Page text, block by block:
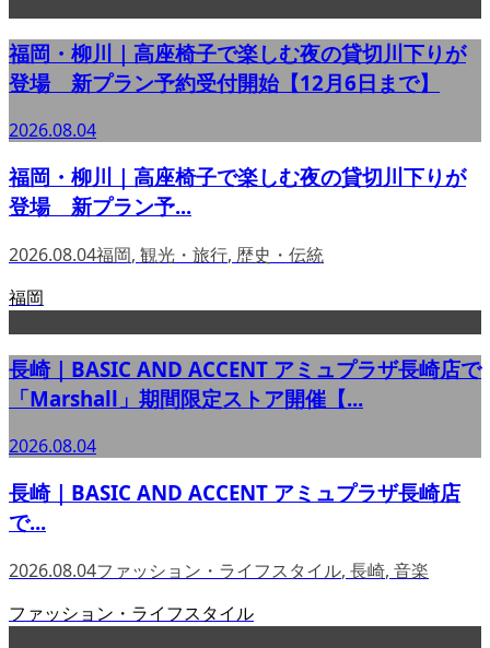
福岡・柳川｜高座椅子で楽しむ夜の貸切川下りが
登場 新プラン予約受付開始【12月6日まで】
2026.08.04
福岡・柳川｜高座椅子で楽しむ夜の貸切川下りが
登場 新プラン予...
2026.08.04福岡, 観光・旅行, 歴史・伝統
福岡
長崎｜BASIC AND ACCENT アミュプラザ長崎店で
「Marshall」期間限定ストア開催【...
2026.08.04
長崎｜BASIC AND ACCENT アミュプラザ長崎店
で...
2026.08.04ファッション・ライフスタイル, 長崎, 音楽
ファッション・ライフスタイル